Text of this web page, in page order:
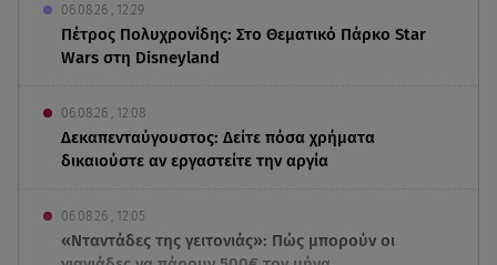
06.08.26 , 12:29
Πέτρος Πολυχρονίδης: Στο Θεματικό Πάρκο Star
Wars στη Disneyland
06.08.26 , 12:08
Δεκαπενταύγουστος: Δείτε πόσα χρήματα
δικαιούστε αν εργαστείτε την αργία
06.08.26 , 12:05
«Νταντάδες της γειτονιάς»: Πώς μπορούν οι